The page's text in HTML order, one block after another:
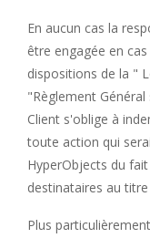
En aucun cas la
être engagée en
dispositions de la "
"Règlement
Client s'oblige à
toute action qui
HyperObjects du
destinataires au
Plus